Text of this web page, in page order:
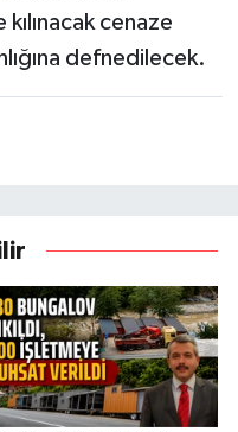
cenaze
defnedilecek.